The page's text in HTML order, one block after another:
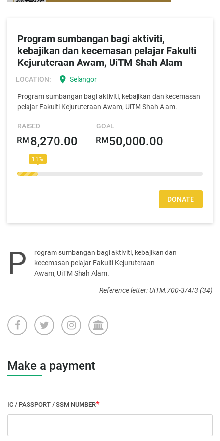
Program sumbangan bagi aktiviti,
kebajikan dan kecemasan pelajar Fakulti
Kejuruteraan Awam, UiTM Shah Alam
LOCATION: location_on Selangor
Program sumbangan bagi aktiviti, kebajikan dan kecemasan
pelajar Fakulti Kejuruteraan Awam, UiTM Shah Alam.
RAISED
RM 8,270.00
GOAL
RM50,000.00
12%
DONATE
P
rogram sumbangan bagi aktiviti, kebajikan dan
kecemasan pelajar Fakulti Kejuruteraan
Awam, UiTM Shah Alam.
Reference letter: UiTM.700-3/4/3 (34)
Make a payment
IC / PASSPORT / SSM NUMBER